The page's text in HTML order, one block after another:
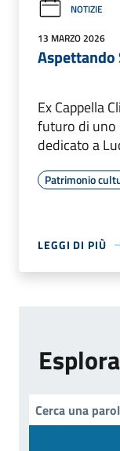
NOTIZIE
13 MARZO 2026
Aspettando
Ex Cappella
futuro di uno
dedicato a
Patrimonio
LEGGI DI PIÙ